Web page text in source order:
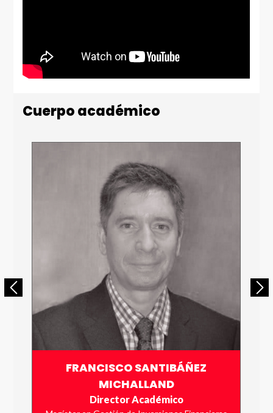
Cuerpo académico
FRANCISCO SANTIBÁÑEZ
MICHALLAND
Director Académico